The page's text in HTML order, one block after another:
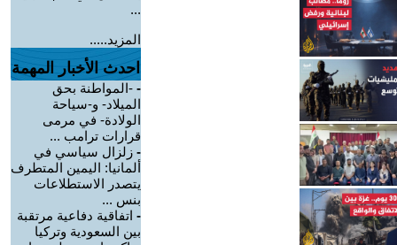
...
المزيد.....
احدث الأخبار المهمة
- -المواطنة بحق
الميلاد- و-سياحة
الولادة- في مرمى
قرارات ترامب ...
- زلزال سياسي في
ألمانيا: اليمين المتطرف
يتصدر الاستطلاعات
بنس ...
- اتفاقية دفاعية مرتقبة
بين السعودية وتركيا